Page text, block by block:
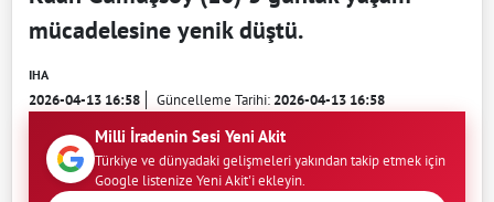
mücadelesine yenik düştü.
IHA
2026-04-13 16:58 Güncelleme Tarihi:2026-04-13 16:58
Milli İradenin Sesi Yeni Akit
Türkiye ve dünyadaki gelişmeleri yakından takip etmek için
Google listenize Yeni Akit'i ekleyin.